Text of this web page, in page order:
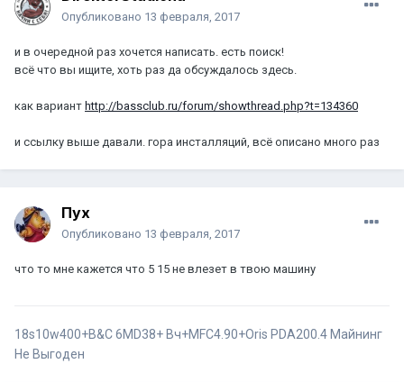
Опубликовано 13 февраля, 2017
и в очередной раз хочется написать. есть поиск!
всё что вы ищите, хоть раз да обсуждалось здесь.
как вариант http://bassclub.ru/forum/showthread.php?t=134360
и ссылку выше давали. гора инсталляций, всё описано много раз
Пух
Опубликовано 13 февраля, 2017
что то мне кажется что 5 15 не влезет в твою машину
18s10w400+B&C 6MD38+ Вч+MFC4.90+Oris PDA200.4 Майнинг
Не Выгоден